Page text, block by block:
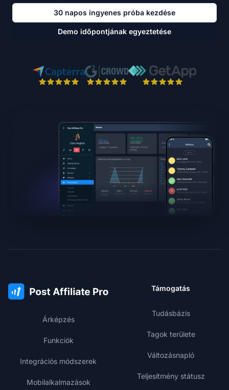
30 napos ingyenes próba kezdése
Demo időpontjának egyeztetése
Árképzés
Funkciók
Integrációs módszerek
Mobilalkalmazások
Támogatás
Tudásbázis
Tagok területe
Változásnapló
Teljesítmény státusz